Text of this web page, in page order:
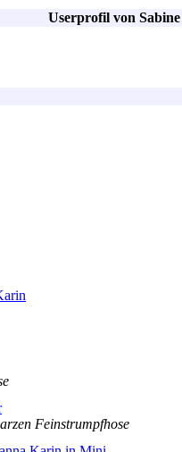
Userprofil von
Feinstrumpfhose